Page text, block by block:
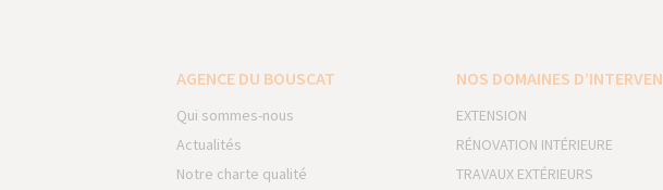
AGENCE DU BOUSCAT
Qui sommes-nous
Actualités
Notre charte qualité
NOS DOMAINES
EXTENSION
RÉNOVATION INTÉRIEURE
TRAVAUX EXTÉRIEURS